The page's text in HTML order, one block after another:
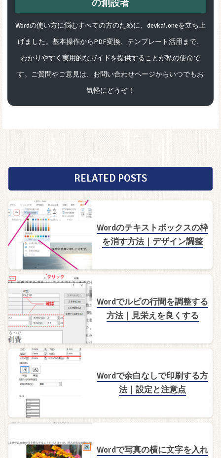
の創設者
Wordの使い方に悩むすべての方のために、devkai.oneを立ち上
げました。基本操作からPDF変換、テンプレート活用まで、
わかりやすく実用的なガイドを提供することが私の使命で
す。ご質問やご意見は、お問い合わせページからいつでもお
気軽にどうぞ！
RELATED POSTS
Wordのテキストボックスの枠
を消す方法｜デザイン調整
Wordでルビの行間を調整する
方法｜見栄えを良くする
Wordで余白なしで印刷する方
法｜設定と注意点
Wordで写真の横に文字を入れ